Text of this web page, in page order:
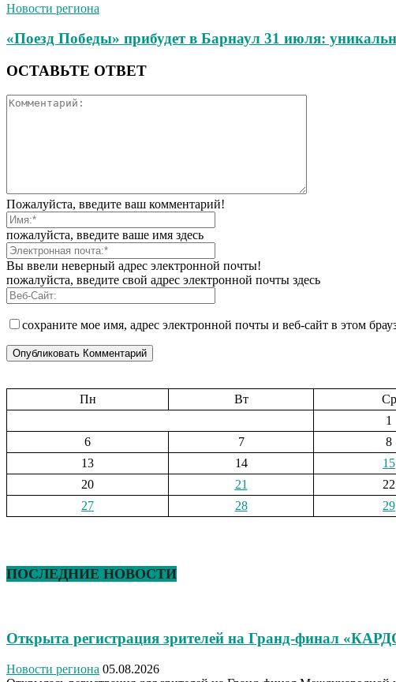
Новости региона
«Поезд Победы» прибудет в Барнаул 31 июля:
ОСТАВЬТЕ ОТВЕТ
Пожалуйста, введите ваш комментарий!
пожалуйста, введите ваше имя здесь
Вы ввели неверный адрес электронной почты!
пожалуйста, введите свой адрес электронной почты здесь
сохраните мое имя, адрес электронной почты и веб-сайт в этом
Пн
Вт Ср
1
6
7 8
13
14 15
20
21 22
27
28 29
ПОСЛЕДНИЕ НОВОСТИ
Открыта регистрация зрителей на Гранд-финал
Новости региона 05.08.2026